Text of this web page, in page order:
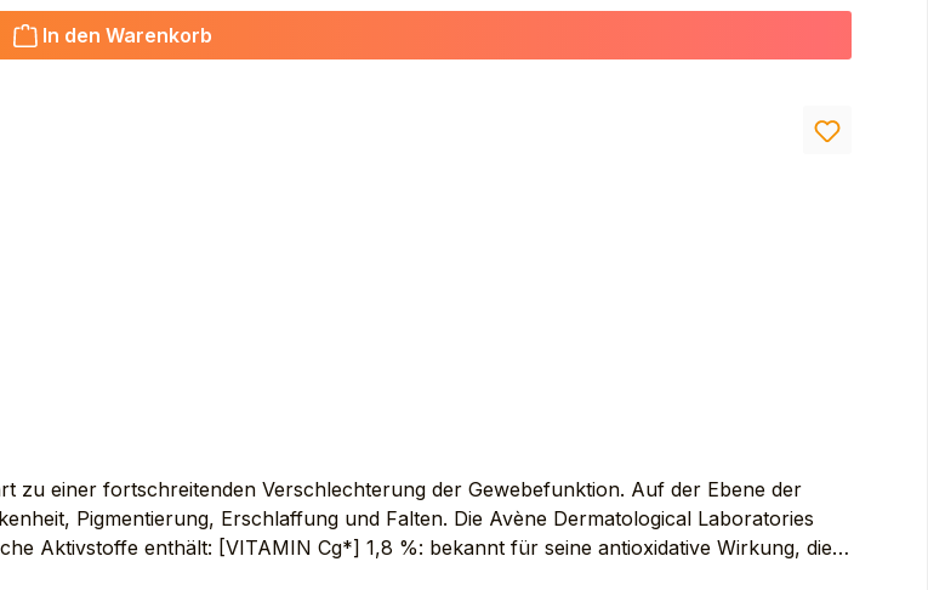
BUTYROSPERMUM PARKII (SHEA) BUTTER (BUTYROSPERMUM PARKII
BEHENYL ALCOHOL. BIS-PEG-12 DIMETHICONE BEESWAX. POLYMETHYL
CAPRYLYL GLYCOL. CETEARETH-20. CETEARYL ALCOHOL. DIMETHICONE
FRAGRANCE (PARFUM). GLYCERYL LINOLENATE. GLYCERYL OLEATE. GLYCERYL
In den Warenkorb
zu einer fortschreitenden Verschlechterung der Gewebefunktion. Auf der Ebene der
Pigmentierung, Erschlaffung und Falten. Die Avène Dermatological Laboratories
Aktivstoffe enthält: [VITAMIN Cg*] 1,8 %: bekannt für seine antioxidative Wirkung, die
langfristig und reduziert das Auftreten von Pickeln. [HYALURONSÄURE]: rein,